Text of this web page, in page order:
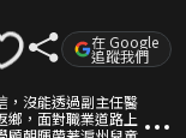
，沒能透過副主任醫
鄉，面對職業道路上
在 Google
追蹤我們